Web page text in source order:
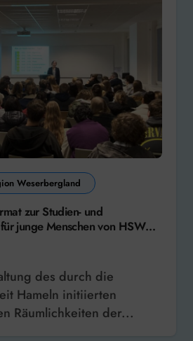
Weserbergland
zur Studien- und
junge Menschen von HSW
Hameln initiierten
Räumlichkeiten der...